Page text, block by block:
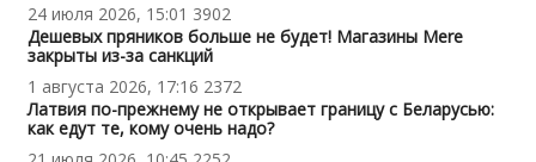
24 июля 2026, 15:01 3902
Дешевых пряников больше не будет! Магазины Mere
закрыты из-за санкций
1 августа 2026, 17:16 2372
Латвия по-прежнему не открывает границу с Беларусью:
как едут те, кому очень надо?